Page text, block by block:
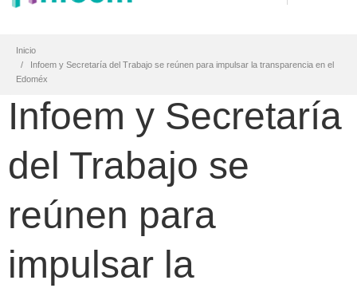
Inicio
Infoem y Secretaría del Trabajo se reúnen para impulsar la transparencia en el
Edoméx
Infoem y Secretaría
del Trabajo se
reúnen para
impulsar la